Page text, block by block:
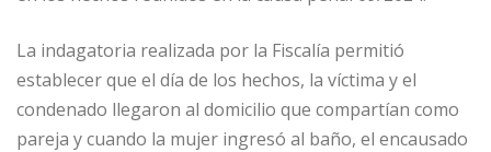
La indagatoria realizada por la Fiscalía permitió
establecer que el día de los hechos, la víctima y el
condenado llegaron al domicilio que compartían como
pareja y cuando la mujer ingresó al baño, el encausado